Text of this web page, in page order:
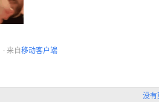
· 来自移动客户端
没有